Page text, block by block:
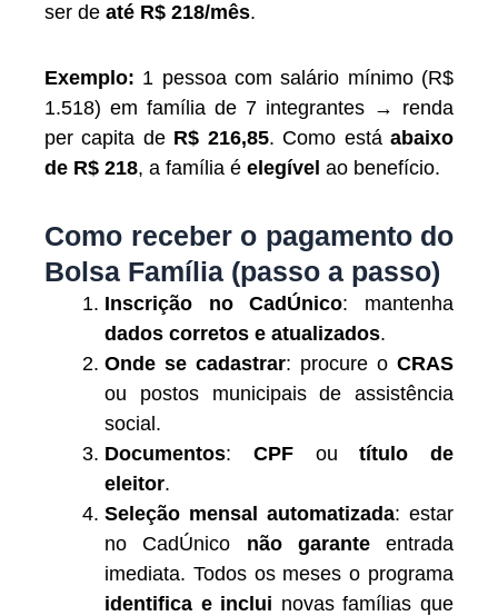
ser de até R$ 218/mês.
Exemplo: 1 pessoa com salário mínimo (R$
1.518) em família de 7 integrantes → renda
per capita de R$ 216,85. Como estáabaixo
de R$ 218, a família é elegível ao benefício.
Como receber o pagamento do
Bolsa Família (passo a passo)
Inscrição no CadÚnico: mantenha
dados corretos e atualizados.
Onde se cadastrar: procure o CRAS
ou postos municipais de assistência
social.
Documentos: CPFoutítulo de
eleitor.
Seleção mensal automatizada: estar
no CadÚnico não garanteentrada
imediata. Todos os meses o programa
identifica e inclui novas famílias que